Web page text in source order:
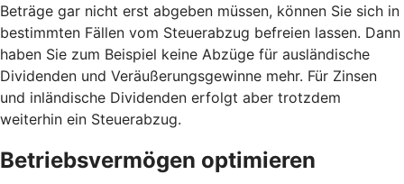
Beträge gar nicht erst abgeben müssen, können Sie sich in
bestimmten Fällen vom Steuerabzug befreien lassen. Dann
haben Sie zum Beispiel keine Abzüge für ausländische
Dividenden und Veräußerungsgewinne mehr. Für Zinsen
und inländische Dividenden erfolgt aber trotzdem
weiterhin ein Steuerabzug.
Betriebsvermögen optimieren